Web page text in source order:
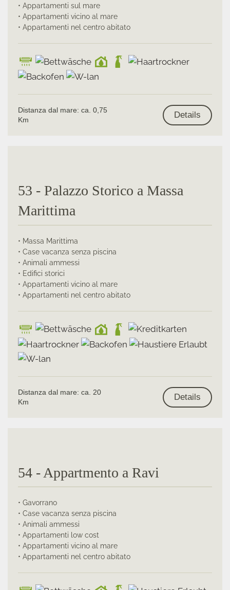
• Appartamenti sul mare
• Appartamenti vicino al mare
• Appartamenti nel centro abitato
Distanza dal mare: ca. 0,75
Km
Details
53 - Palazzo Storico a Massa
Marittima
• Massa Marittima
• Case vacanza senza piscina
• Animali ammessi
• Edifici storici
• Appartamenti vicino al mare
• Appartamenti nel centro abitato
Distanza dal mare: ca. 20
Km
Details
54 - Appartmento a Ravi
• Gavorrano
• Case vacanza senza piscina
• Animali ammessi
• Appartamenti low cost
• Appartamenti vicino al mare
• Appartamenti nel centro abitato